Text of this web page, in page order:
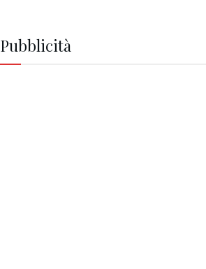
Pubblicità